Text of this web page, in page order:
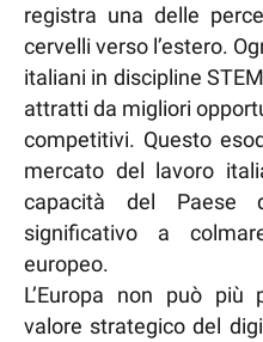
registra una delle
cervelli verso l’estero.
italiani in discipline
attratti da migliori
competitivi. Questo
mercato del lavoro
capacità del Paese
significativo a
europeo.
L’Europa non può
valore strategico del